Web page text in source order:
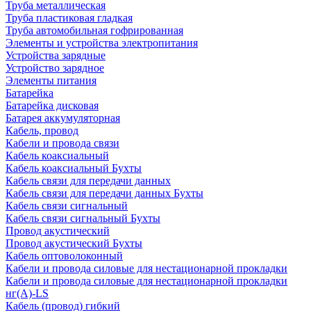
Труба металлическая
Труба пластиковая гладкая
Труба автомобильная гофрированная
Элементы и устройства электропитания
Устройства зарядные
Устройство зарядное
Элементы питания
Батарейка
Батарейка дисковая
Батарея аккумуляторная
Кабель, провод
Кабели и провода связи
Кабель коаксиальный
Кабель коаксиальный Бухты
Кабель связи для передачи данных
Кабель связи для передачи данных Бухты
Кабель связи сигнальный
Кабель связи сигнальный Бухты
Провод акустический
Провод акустический Бухты
Кабель оптоволоконный
Кабели и провода силовые для нестационарной прокладки
Кабели и провода силовые для нестационарной прокладки
нг(А)-LS
Кабель (провод) гибкий